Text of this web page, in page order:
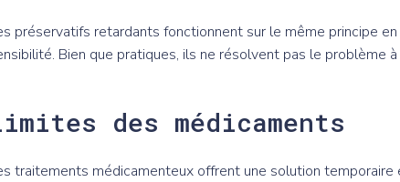
préservatifs retardants fonctionnent sur le même principe
Bien que pratiques, ils ne résolvent pas le problème
des médicaments
traitements médicamenteux offrent une solution